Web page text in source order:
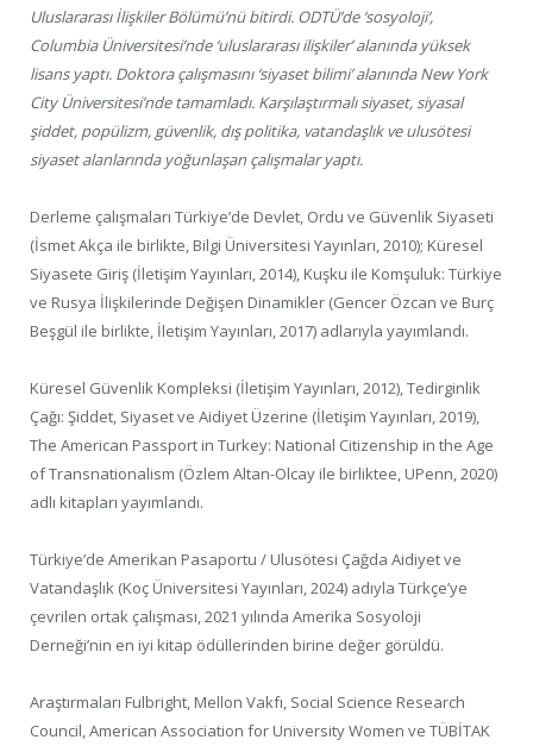
Uluslararası İlişkiler Bölümü’nü bitirdi. ODTÜ’de ‘sosyoloji’,
Columbia Üniversitesi’nde ‘uluslararası ilişkiler’ alanında yüksek
lisans yaptı. Doktora çalışmasını ‘siyaset bilimi’ alanında New York
City Üniversitesi’nde tamamladı. Karşılaştırmalı siyaset, siyasal
şiddet, popülizm, güvenlik, dış politika, vatandaşlık ve ulusötesi
siyaset alanlarında yoğunlaşan çalışmalar yaptı.
Derleme çalışmaları Türkiye’de Devlet, Ordu ve Güvenlik Siyaseti
(İsmet Akça ile birlikte, Bilgi Üniversitesi Yayınları, 2010); Küresel
Siyasete Giriş (İletişim Yayınları, 2014), Kuşku ile Komşuluk: Türkiye
ve Rusya İlişkilerinde Değişen Dinamikler (Gencer Özcan ve Burç
Beşgül ile birlikte, İletişim Yayınları, 2017) adlarıyla yayımlandı.
Küresel Güvenlik Kompleksi (İletişim Yayınları, 2012), Tedirginlik
Çağı: Şiddet, Siyaset ve Aidiyet Üzerine (İletişim Yayınları, 2019),
The American Passport in Turkey: National Citizenship in the Age
of Transnationalism (Özlem Altan-Olcay ile birliktee, UPenn, 2020)
adlı kitapları yayımlandı.
Türkiye’de Amerikan Pasaportu / Ulusötesi Çağda Aidiyet ve
Vatandaşlık (Koç Üniversitesi Yayınları, 2024) adıyla Türkçe’ye
çevrilen ortak çalışması, 2021 yılında Amerika Sosyoloji
Derneği’nin en iyi kitap ödüllerinden birine değer görüldü.
Araştırmaları Fulbright, Mellon Vakfı, Social Science Research
Council, American Association for University Women ve TÜBİTAK